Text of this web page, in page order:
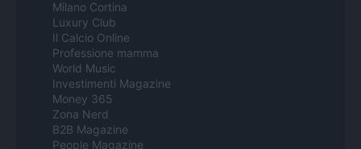
Milano Cortina
Luxury Club
Il Calcio Online
Professione mamma
World Music
Investimenti Magazine
Money 365
Zona Nerd
B2B Magazine
People Magazine